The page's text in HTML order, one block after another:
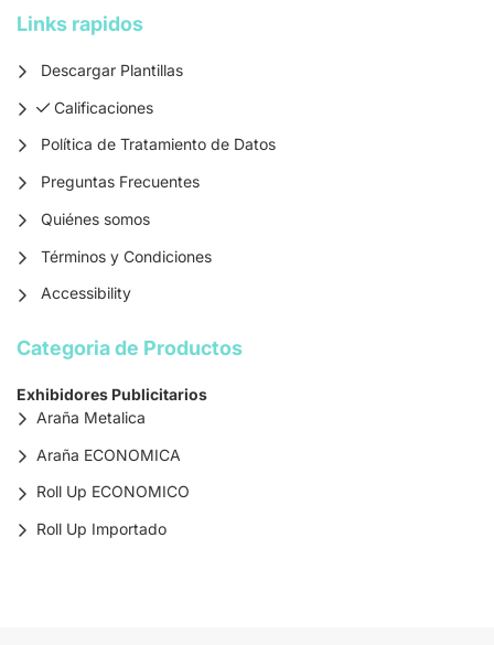
Links rapidos
Descargar Plantillas
Calificaciones
Calificaciones
Política de Tratamiento de Datos
Preguntas Frecuentes
Quiénes somos
Términos y Condiciones
Accessibility
Categoria de Productos
Exhibidores Publicitarios
Araña Metalica
Araña ECONOMICA
Roll Up ECONOMICO
Roll Up Importado